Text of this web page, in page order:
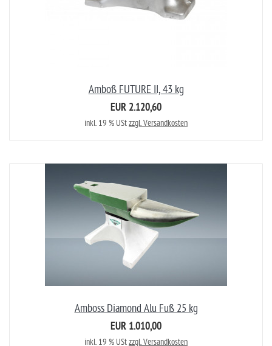
Amboß FUTURE II, 43 kg
EUR 2.120,60
inkl. 19 % UStzzgl. Versandkosten
Amboss Diamond Alu Fuß 25 kg
EUR 1.010,00
inkl. 19 % UStzzgl. Versandkosten